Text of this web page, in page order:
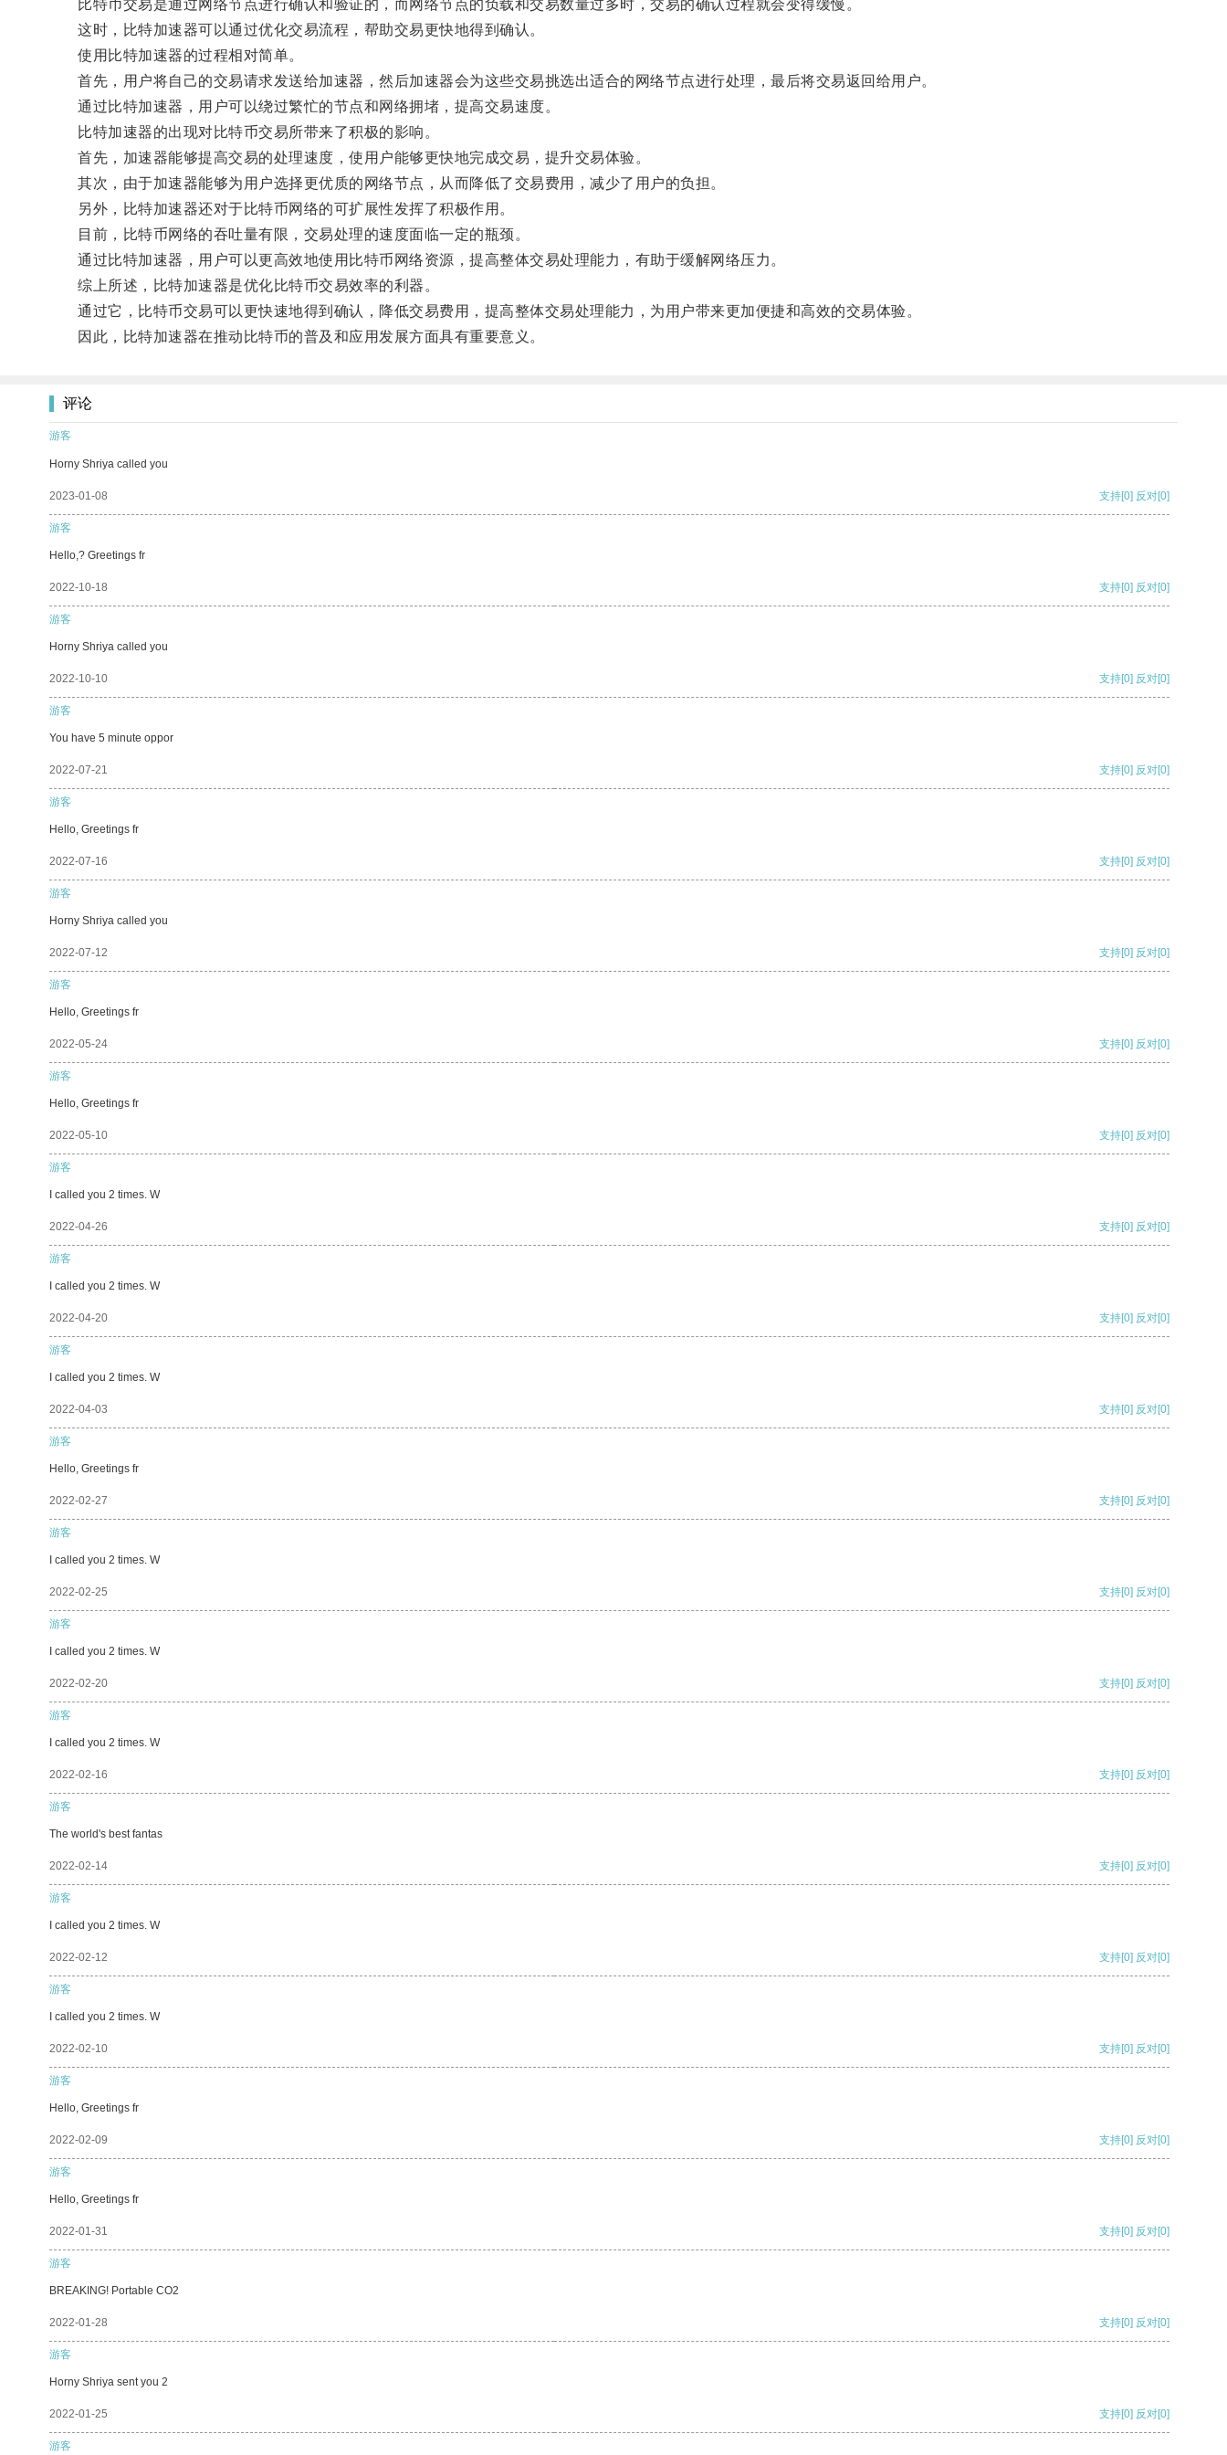
比特币交易是通过网络节点进行确认和验证的，而网络节点的负载和交易数量过多时，交易的确认过程就会变得缓慢。
这时，比特加速器可以通过优化交易流程，帮助交易更快地得到确认。
使用比特加速器的过程相对简单。
首先，用户将自己的交易请求发送给加速器，然后加速器会为这些交易挑选出适合的网络节点进行处理，最后将交易返回给用户。
通过比特加速器，用户可以绕过繁忙的节点和网络拥堵，提高交易速度。
比特加速器的出现对比特币交易所带来了积极的影响。
首先，加速器能够提高交易的处理速度，使用户能够更快地完成交易，提升交易体验。
其次，由于加速器能够为用户选择更优质的网络节点，从而降低了交易费用，减少了用户的负担。
另外，比特加速器还对于比特币网络的可扩展性发挥了积极作用。
目前，比特币网络的吞吐量有限，交易处理的速度面临一定的瓶颈。
通过比特加速器，用户可以更高效地使用比特币网络资源，提高整体交易处理能力，有助于缓解网络压力。
综上所述，比特加速器是优化比特币交易效率的利器。
通过它，比特币交易可以更快速地得到确认，降低交易费用，提高整体交易处理能力，为用户带来更加便捷和高效的交易体验。
因此，比特加速器在推动比特币的普及和应用发展方面具有重要意义。
评论
游客
Horny Shriya called you
2023-01-08 支持[0] 反对[0]
游客
Hello,? Greetings fr
2022-10-18 支持[0] 反对[0]
游客
Horny Shriya called you
2022-10-10 支持[0] 反对[0]
游客
You have 5 minute oppor
2022-07-21 支持[0] 反对[0]
游客
Hello, Greetings fr
2022-07-16 支持[0] 反对[0]
游客
Horny Shriya called you
2022-07-12 支持[0] 反对[0]
游客
Hello, Greetings fr
2022-05-24 支持[0] 反对[0]
游客
Hello, Greetings fr
2022-05-10 支持[0] 反对[0]
游客
I called you 2 times. W
2022-04-26 支持[0] 反对[0]
游客
I called you 2 times. W
2022-04-20 支持[0] 反对[0]
游客
I called you 2 times. W
2022-04-03 支持[0] 反对[0]
游客
Hello, Greetings fr
2022-02-27 支持[0] 反对[0]
游客
I called you 2 times. W
2022-02-25 支持[0] 反对[0]
游客
I called you 2 times. W
2022-02-20 支持[0] 反对[0]
游客
I called you 2 times. W
2022-02-16 支持[0] 反对[0]
游客
The world's best fantas
2022-02-14 支持[0] 反对[0]
游客
I called you 2 times. W
2022-02-12 支持[0] 反对[0]
游客
I called you 2 times. W
2022-02-10 支持[0] 反对[0]
游客
Hello, Greetings fr
2022-02-09 支持[0] 反对[0]
游客
Hello, Greetings fr
2022-01-31 支持[0] 反对[0]
游客
BREAKING! Portable CO2
2022-01-28 支持[0] 反对[0]
游客
Horny Shriya sent you 2
2022-01-25 支持[0] 反对[0]
游客